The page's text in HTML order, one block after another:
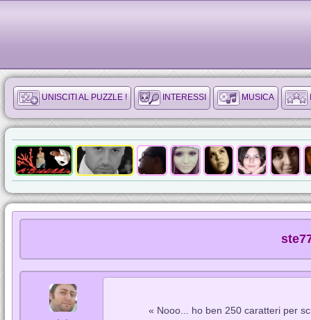
UNISCITI AL PUZZLE ! INTERESSI MUSICA
« Nooo... ho ben 250 caratteri per